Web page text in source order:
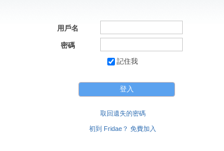
用戶名
密碼
記住我
取回遺失的密碼
初到 Fridae？ 免費加入